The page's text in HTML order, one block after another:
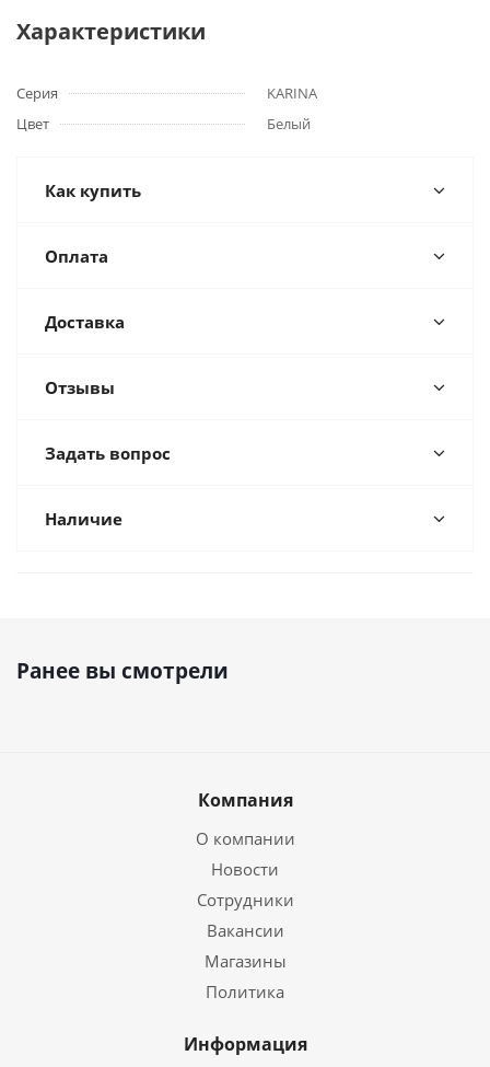
Характеристики
Серия
KARINA
Цвет
Белый
Как купить
Оплата
Доставка
Отзывы
Задать вопрос
Наличие
Ранее вы смотрели
Компания
О компании
Новости
Сотрудники
Вакансии
Магазины
Политика
Информация